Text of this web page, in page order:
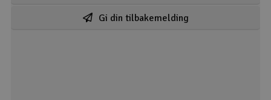
Gi din tilbakemelding